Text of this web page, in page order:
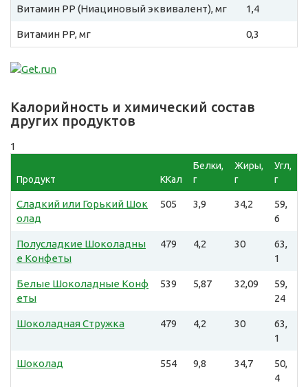
Витамин PP (Ниациновый эквивалент), мг 1,4
Витамин PP, мг 0,3
Калорийность и химический состав
других продуктов
1
Продукт ККал
Белки,
г
Жиры,
г
Угл,
г
Сладкий или Горький Шок
олад
505 3,9 34,2
59,
6
Полусладкие Шоколадны
е Конфеты
479 4,2 30
63,
1
Белые Шоколадные Конф
еты
539 5,87 32,09
59,
24
Шоколадная Стружка 479 4,2 30
63,
1
Шоколад 554 9,8 34,7
50,
4